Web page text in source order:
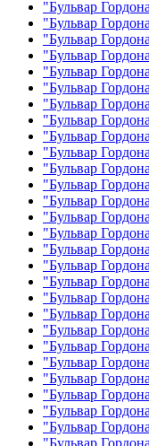
"Бульвар
"Бульвар
"Бульвар
"Бульвар
"Бульвар
"Бульвар
"Бульвар
"Бульвар
"Бульвар
"Бульвар
"Бульвар
"Бульвар
"Бульвар
"Бульвар
"Бульвар
"Бульвар
"Бульвар
"Бульвар
"Бульвар
"Бульвар
"Бульвар
"Бульвар
"Бульвар
"Бульвар
"Бульвар
"Бульвар
"Бульвар
"Бульвар